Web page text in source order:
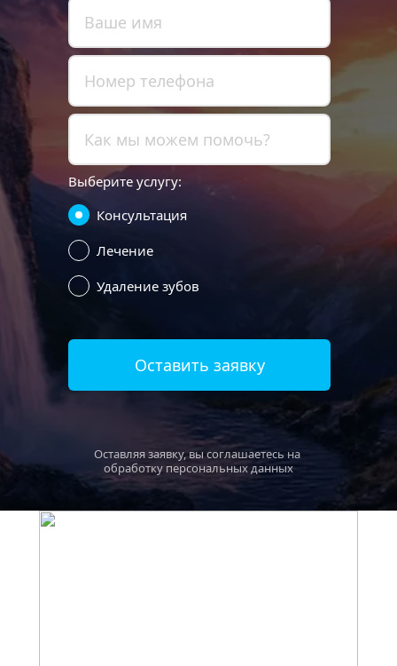
Выберите услугу:
Консультация
Лечение
Удаление зубов
Оставить заявку
Оставляя заявку, вы соглашаетесь на
обработку персональных данных